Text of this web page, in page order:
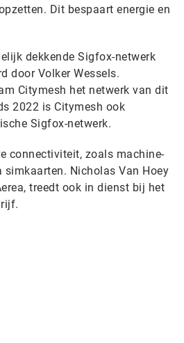
Dit bespaart energie en
dekkende Sigfox-netwerk
door Volker Wessels.
Citymesh het netwerk van dit
2022 is Citymesh ook
Sigfox-netwerk.
connectiviteit, zoals machine-
Nicholas Van Hoey
treedt ook in dienst bij het